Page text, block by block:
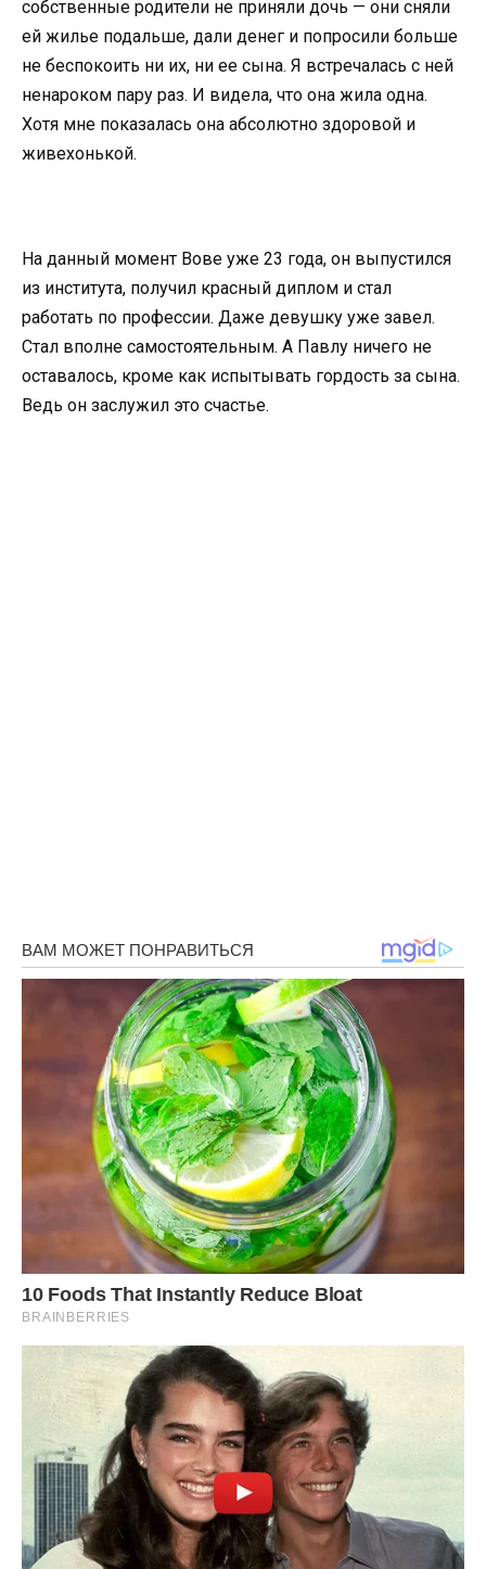
собственные родители не приняли дочь — они сняли
ей жилье подальше, дали денег и попросили больше
не беспокоить ни их, ни ее сына. Я встречалась с ней
ненароком пару раз. И видела, что она жила одна.
Хотя мне показалась она абсолютно здоровой и
живехонькой.
На данный момент Вове уже 23 года, он выпустился
из института, получил красный диплом и стал
работать по профессии. Даже девушку уже завел.
Стал вполне самостоятельным. А Павлу ничего не
оставалось, кроме как испытывать гордость за сына.
Ведь он заслужил это счастье.